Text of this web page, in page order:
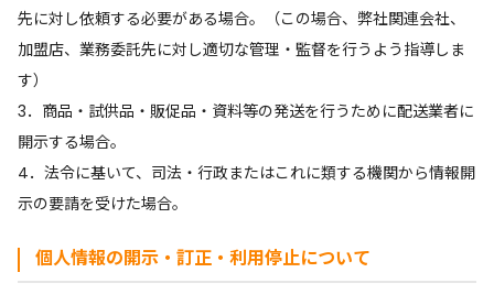
先に対し依頼する必要がある場合。（この場合、弊社関連会社、
加盟店、業務委託先に対し適切な管理・監督を行うよう指導しま
す）
3．商品・試供品・販促品・資料等の発送を行うために配送業者に
開示する場合。
4．法令に基いて、司法・行政またはこれに類する機関から情報開
示の要請を受けた場合。
個人情報の開示・訂正・利用停止について